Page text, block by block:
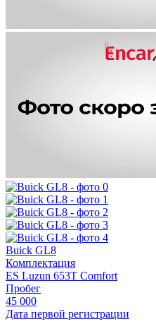
Buick GL8
Комплектация
ES Luzun 653T Comfort
Пробег
45 000
Дата первой регистрации